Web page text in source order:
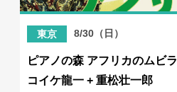
東京 8/30（日）
ピアノの森 アフリカのムビラ
コイケ龍一 + 重松壮一郎